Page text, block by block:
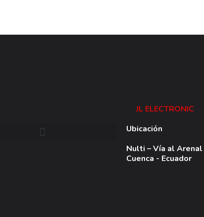
JL ELECTRONIC
Ubicación
Nulti – Vía al Arenal
Cuenca - Ecuador